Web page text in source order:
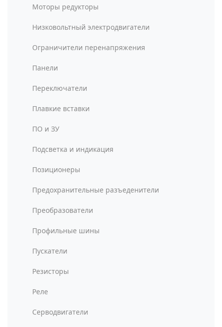
Моторы редукторы
Низковольтный электродвигатели
Ограничители перенапряжения
Панели
Переключатели
Плавкие вставки
ПО и ЗУ
Подсветка и индикация
Позиционеры
Предохранительные разъеденители
Преобразователи
Профильные шины
Пускатели
Резисторы
Реле
Серводвигатели